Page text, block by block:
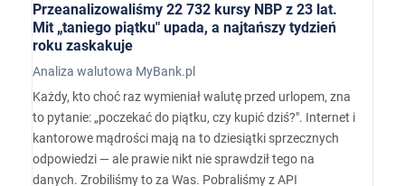
Przeanalizowaliśmy 22 732 kursy NBP z 23 lat.
Mit „taniego piątku" upada, a najtańszy tydzień
roku zaskakuje
Analiza walutowa MyBank.pl
Każdy, kto choć raz wymieniał walutę przed urlopem, zna
to pytanie: „poczekać do piątku, czy kupić dziś?". Internet i
kantorowe mądrości mają na to dziesiątki sprzecznych
odpowiedzi — ale prawie nikt nie sprawdził tego na
danych. Zrobiliśmy to za Was. Pobraliśmy z API